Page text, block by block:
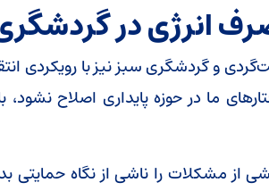
انرژی در
و گردشگری سبز نیز با رویکردی
ما در حوزه پایداری اصلاح نشود،
از مشکلات را ناشی از نگاه حمایتی